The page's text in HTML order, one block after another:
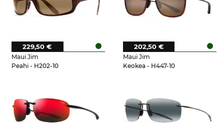
Maui Jim
Peahi - H202-10
229,50 €
Maui Jim
Keokea - H447-10
202,50 €